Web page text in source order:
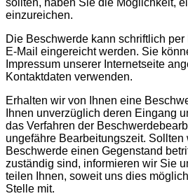
sollten, haben Sie die Möglichkeit,
einzureichen.
Die Beschwerde kann schriftlich
E-Mail eingereicht werden. Sie
Impressum unserer Internetseite
Kontaktdaten verwenden.
Erhalten wir von Ihnen eine
Ihnen unverzüglich deren Eingang
das Verfahren der
ungefähre Bearbeitungszeit. Sollten
Beschwerde einen Gegenstand
zuständig sind, informieren wir Sie
teilen Ihnen, soweit uns dies
Stelle mit.